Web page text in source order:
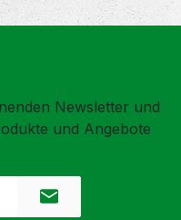
Newsletter und
und Angebote